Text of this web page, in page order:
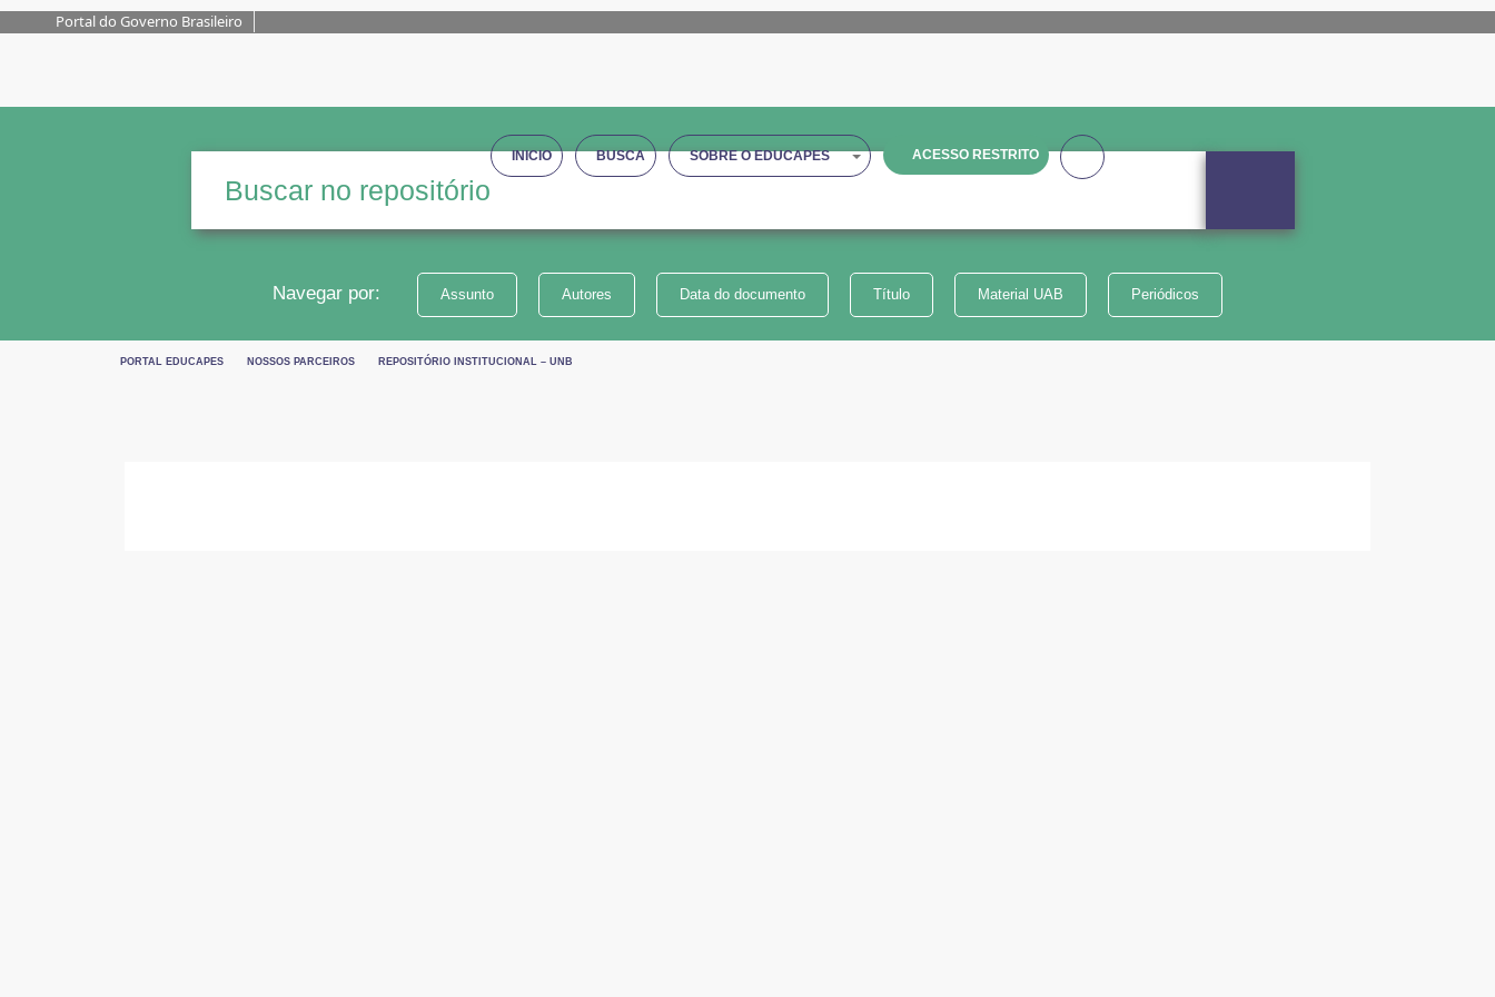
Portal do Governo Brasileiro
INICIO BUSCA SOBRE O EDUCAPES ACESSO RESTRITO
Navegar por: Assunto Autores Data do documento Título Material UAB Periódicos
PORTAL EDUCAPES NOSSOS PARCEIROS REPOSITÓRIO INSTITUCIONAL – UNB